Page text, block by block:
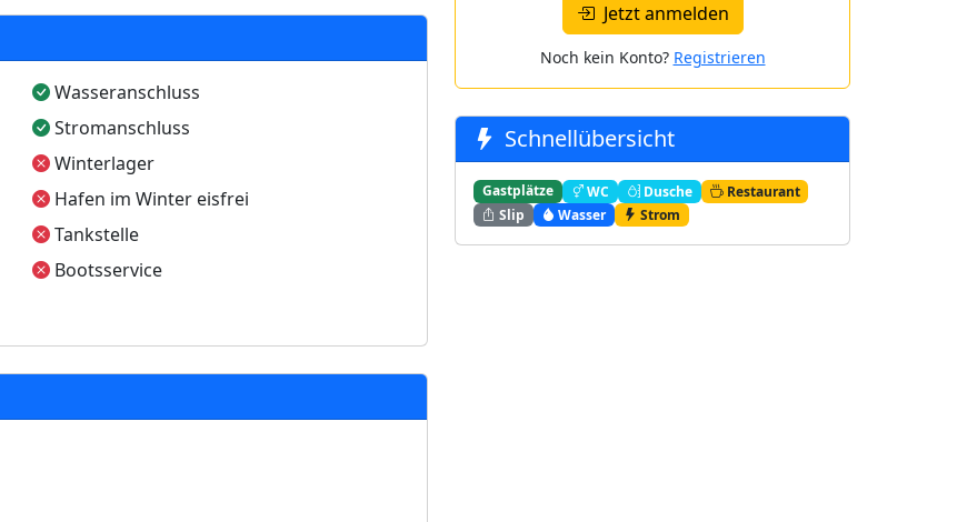
Wasseranschluss
Stromanschluss
Winterlager
Hafen im Winter eisfrei
Tankstelle
Bootsservice
Jetzt anmelden
Noch kein Konto? Registrieren
Schnellübersicht
Gastplätze WC Dusche
Restaurant
Slip
Wasser Strom